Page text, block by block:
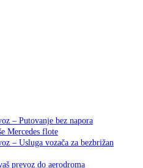
– Putovanje bez napora
Mercedes flote
– Usluga vozača za bezbrižan
prevoz do aerodroma